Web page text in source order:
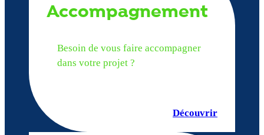
Accompagnement
Besoin de vous faire accompagner
dans votre projet ?
Découvrir